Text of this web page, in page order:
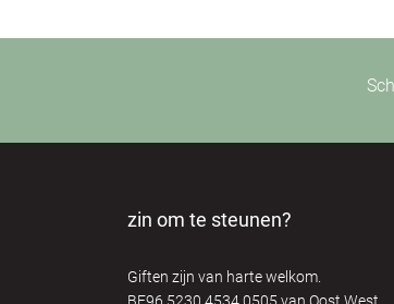
zin om te steunen?
Giften zijn van harte welkom.